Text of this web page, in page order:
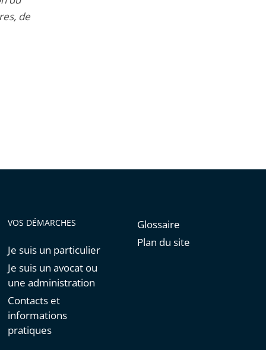
de
VOS DÉMARCHES
Je suis un particulier
Je suis un avocat ou
une administration
Contacts et
informations
pratiques
Glossaire
Plan du site